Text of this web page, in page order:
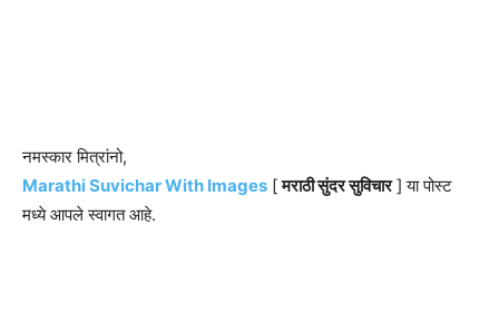
नमस्कार मित्रांनो,
Marathi Suvichar With Images [मराठी सुंदर सुविचार] या पोस्ट
मध्ये आपले स्वागत आहे.